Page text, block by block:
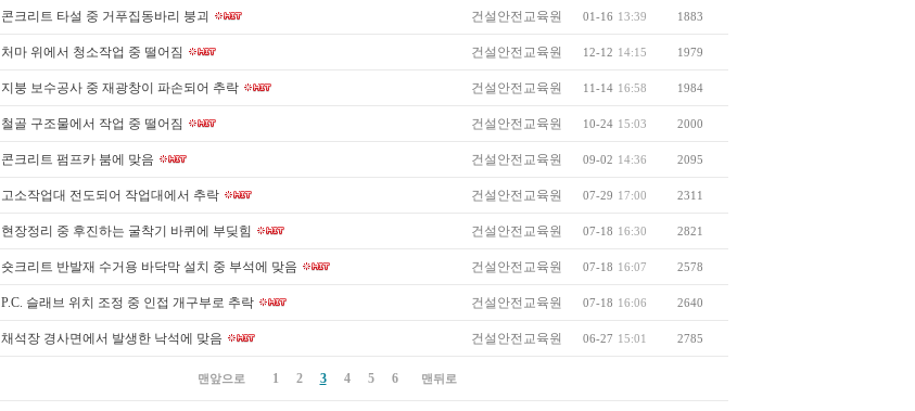
콘크리트 타설 중 거푸집동바리 붕괴 건설안전교육원 01-16 13:39 1883
처마 위에서 청소작업 중 떨어짐 건설안전교육원 12-12 14:15 1979
지붕 보수공사 중 재광창이 파손되어 추락 건설안전교육원 11-14 16:58 1984
철골 구조물에서 작업 중 떨어짐 건설안전교육원 10-24 15:03 2000
콘크리트 펌프카 붐에 맞음 건설안전교육원 09-02 14:36 2095
고소작업대 전도되어 작업대에서 추락 건설안전교육원 07-29 17:00 2311
현장정리 중 후진하는 굴착기 바퀴에 부딪힘 건설안전교육원 07-18 16:30 2821
숏크리트 반발재 수거용 바닥막 설치 중 부석에 맞음 건설안전교육원 07-18 16:07 2578
P.C. 슬래브 위치 조정 중 인접 개구부로 추락 건설안전교육원 07-18 16:06 2640
채석장 경사면에서 발생한 낙석에 맞음 건설안전교육원 06-27 15:01 2785
맨앞으로 1 2 3 4 5 6 맨뒤로